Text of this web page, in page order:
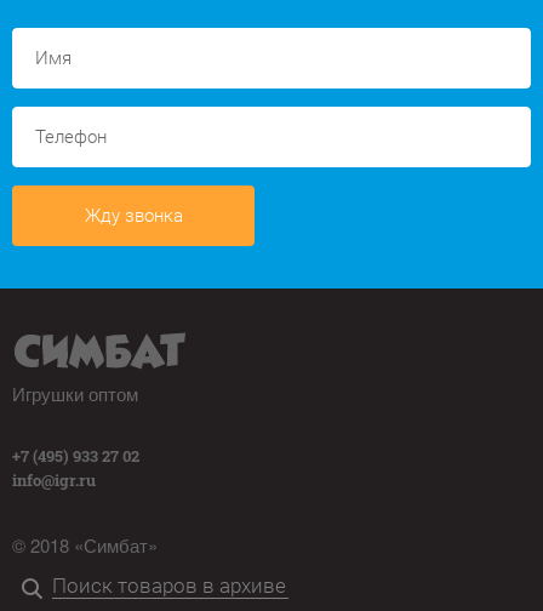
Жду звонка
Игрушки оптом
+7 (495) 933 27 02
info@igr.ru
© 2018 «Симбат»